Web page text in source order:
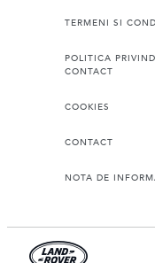
TERMENI SI
POLITICA
CONTACT
COOKIES
CONTACT
NOTA DE